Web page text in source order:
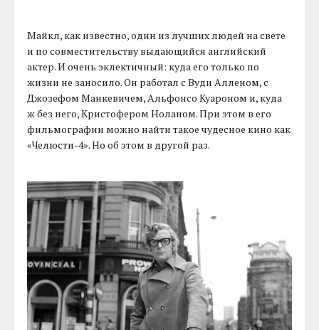
Майкл, как известно, один из лучших людей на свете
и по совместительству выдающийся английский
актер. И очень эклектичный: куда его только по
жизни не заносило. Он работал с Вуди Алленом, с
Джозефом Манкевичем, Альфонсо Куароном и, куда
ж без него, Кристофером Ноланом. При этом в его
фильмографии можно найти такое чудесное кино как
«Челюсти-4». Но об этом в другой раз.